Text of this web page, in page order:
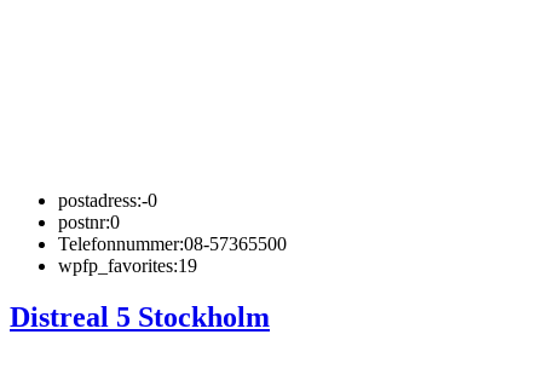
postadress:-0
postnr:0
Telefonnummer:08-57365500
wpfp_favorites:19
Distreal 5 Stockholm